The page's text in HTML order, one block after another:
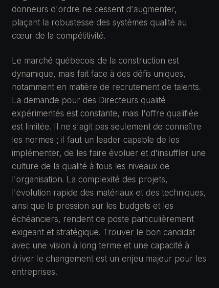
donneurs d'ordre ne cessent d'augmenter,
plaçant la robustesse des systèmes qualité au
cœur de la compétitivité.
Le marché québécois de la construction est
dynamique, mais fait face à des défis uniques,
notamment en matière de recrutement de talents.
La demande pour des Directeurs qualité
expérimentés est constante, mais l'offre qualifiée
est limitée. Il ne s'agit pas seulement de connaître
les normes ; il faut un leader capable de les
implémenter, de les faire évoluer et d'insuffler une
culture de la qualité à tous les niveaux de
l'organisation. La complexité des projets,
l'évolution rapide des matériaux et des techniques,
ainsi que la pression sur les budgets et les
échéanciers, rendent ce poste particulièrement
exigeant et stratégique. Trouver le bon candidat
avec une vision à long terme et une capacité à
driver le changement est un enjeu majeur pour les
entreprises.